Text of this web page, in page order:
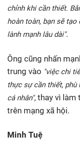
chỉnh khi cần thiết.
hoàn toàn, bạn sẽ
lành mạnh lâu dài".
Ông cũng nhấn
trung vào "việc chi
thực sự cần thiết,
cá nhân", thay vì làm
trên mạng xã hội.
Minh Tuệ